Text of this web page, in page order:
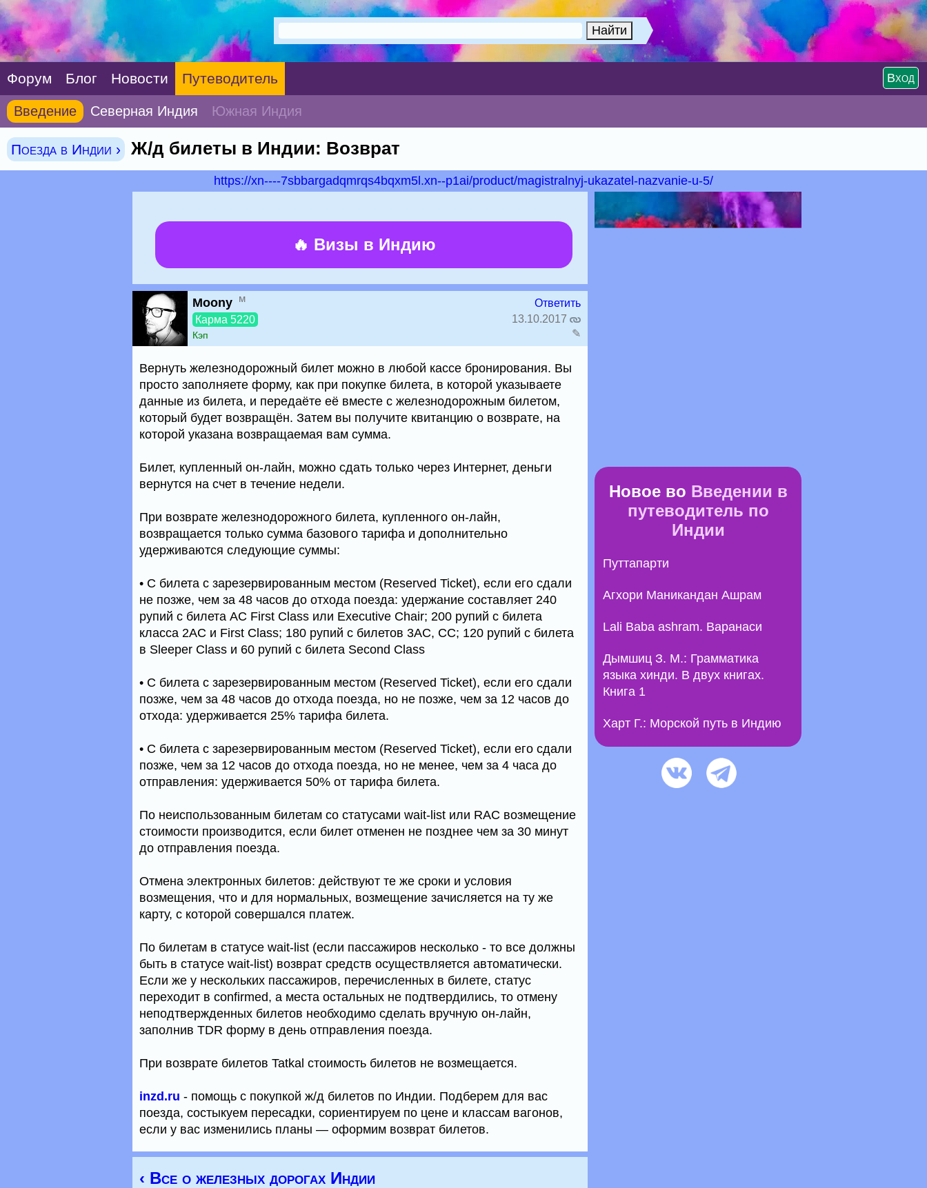
Форум Блог Новости Путеводитель Вход
Введение Северная Индия Южная Индия
Поезда в Индии › Ж/д билеты в Индии: Возврат
https://xn----7sbbargadqmrqs4bqxm5l.xn--p1ai/product/magistralnyj-ukazatel-nazvanie-u-5/
🔥 Визы в Индию
Moony м
Карма 5220
Кэп
Ответить
13.10.2017
✎
Вернуть железнодорожный билет можно в любой кассе бронирования. Вы
просто заполняете форму, как при покупке билета, в которой указываете
данные из билета, и передаёте её вместе с железнодорожным билетом,
который будет возвращён. Затем вы получите квитанцию о возврате, на
которой указана возвращаемая вам сумма.
Билет, купленный он-лайн, можно сдать только через Интернет, деньги
вернутся на счет в течение недели.
При возврате железнодорожного билета, купленного он-лайн,
возвращается только сумма базового тарифа и дополнительно
удерживаются следующие суммы:
• С билета с зарезервированным местом (Reserved Ticket), если его сдали
не позже, чем за 48 часов до отхода поезда: удержание составляет 240
рупий с билета AC First Class или Executive Chair; 200 рупий с билета
класса 2AC и First Class; 180 рупий с билетов 3AC, СС; 120 рупий с билета
в Sleeper Class и 60 рупий с билета Second Class
• С билета с зарезервированным местом (Reserved Ticket), если его сдали
позже, чем за 48 часов до отхода поезда, но не позже, чем за 12 часов до
отхода: удерживается 25% тарифа билета.
• С билета с зарезервированным местом (Reserved Ticket), если его сдали
позже, чем за 12 часов до отхода поезда, но не менее, чем за 4 часа до
отправления: удерживается 50% от тарифа билета.
По неиспользованным билетам со статусами wait-list или RAC возмещение
стоимости производится, если билет отменен не позднее чем за 30 минут
до отправления поезда.
Отмена электронных билетов: действуют те же сроки и условия
возмещения, что и для нормальных, возмещение зачисляется на ту же
карту, с которой совершался платеж.
По билетам в статусе wait-list (если пассажиров несколько - то все должны
быть в статусе wait-list) возврат средств осуществляется автоматически.
Если же у нескольких пассажиров, перечисленных в билете, статус
переходит в confirmed, а места остальных не подтвердились, то отмену
неподтвержденных билетов необходимо сделать вручную он-лайн,
заполнив TDR форму в день отправления поезда.
При возврате билетов Tatkal стоимость билетов не возмещается.
inzd.ru - помощь с покупкой ж/д билетов по Индии. Подберем для вас
поезда, состыкуем пересадки, сориентируем по цене и классам вагонов,
если у вас изменились планы — оформим возврат билетов.
‹ Все о железных дорогах Индии
Новое во Введении в
путеводитель по
Индии
Путтапарти
Агхори Маникандан Ашрам
Lali Baba ashram. Варанаси
Дымшиц З. М.: Грамматика
языка хинди. В двух книгах.
Книга 1
Харт Г.: Морской путь в Индию